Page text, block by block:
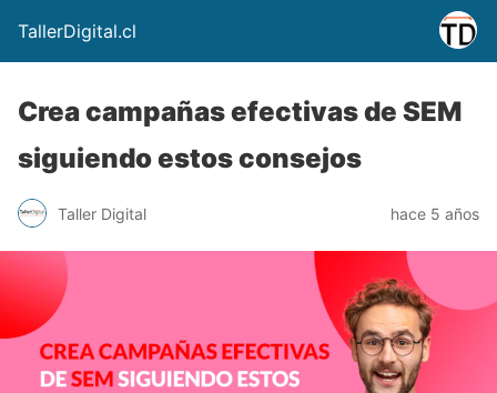
TallerDigital.cl
Crea campañas efectivas de SEM
siguiendo estos consejos
Taller Digital hace 5 años